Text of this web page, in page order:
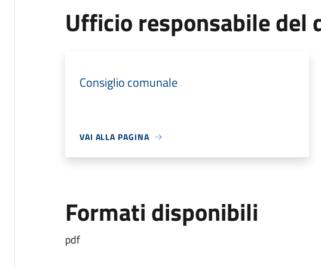
Ufficio responsabile del
Consiglio comunale
VAI ALLA PAGINA
Formati disponibili
pdf